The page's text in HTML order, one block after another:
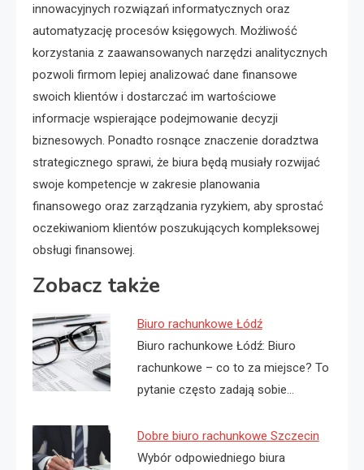
innowacyjnych rozwiązań informatycznych oraz
automatyzację procesów księgowych. Możliwość
korzystania z zaawansowanych narzędzi analitycznych
pozwoli firmom lepiej analizować dane finansowe
swoich klientów i dostarczać im wartościowe
informacje wspierające podejmowanie decyzji
biznesowych. Ponadto rosnące znaczenie doradztwa
strategicznego sprawi, że biura będą musiały rozwijać
swoje kompetencje w zakresie planowania
finansowego oraz zarządzania ryzykiem, aby sprostać
oczekiwaniom klientów poszukujących kompleksowej
obsługi finansowej.
Zobacz także
Biuro rachunkowe Łódź
Biuro rachunkowe Łódź: Biuro
rachunkowe – co to za miejsce? To
pytanie często zadają sobie…
Dobre biuro rachunkowe Szczecin
Wybór odpowiedniego biura